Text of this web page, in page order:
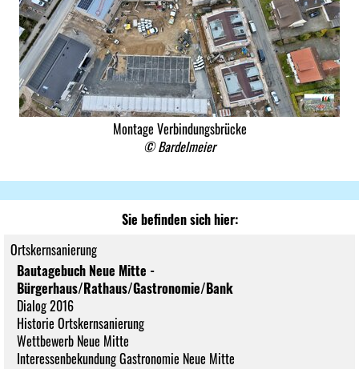
Montage Verbindungsbrücke
© Bardelmeier
Sie befinden sich hier:
Ortskernsanierung
Bautagebuch Neue Mitte -
Bürgerhaus/Rathaus/Gastronomie/Bank
Dialog 2016
Historie Ortskernsanierung
Wettbewerb Neue Mitte
Interessenbekundung Gastronomie Neue Mitte